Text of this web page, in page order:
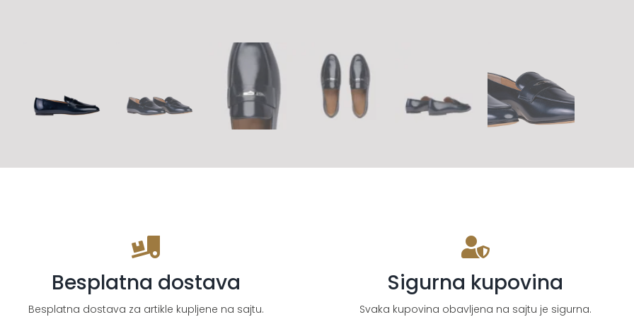
Besplatna dostava
Besplatna dostava za artikle kupljene na sajtu.
Sigurna kupovina
Svaka kupovina obavljena na sajtu je sigurna.